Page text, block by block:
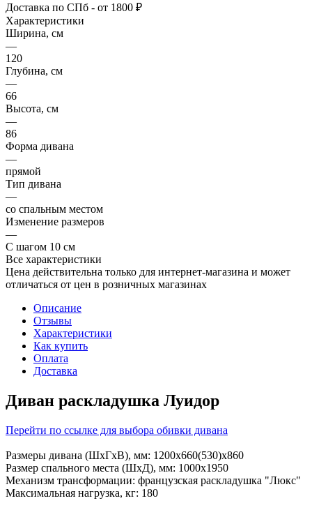
Доставка по СПб - от 1800 ₽
Характеристики
Ширина, см
—
120
Глубина, см
—
66
Высота, см
—
86
Форма дивана
—
прямой
Тип дивана
—
со спальным местом
Изменение размеров
—
С шагом 10 см
Все характеристики
Цена действительна только для интернет-магазина и может
отличаться от цен в розничных магазинах
Описание
Отзывы
Характеристики
Как купить
Оплата
Доставка
Диван раскладушка Луидор
Перейти по ссылке для выбора обивки дивана
Размеры дивана (ШхГхВ), мм: 1200х660(530)х860
Размер спального места (ШхД), мм: 1000х1950
Механизм трансформации: французская раскладушка "Люкс"
Максимальная нагрузка, кг: 180